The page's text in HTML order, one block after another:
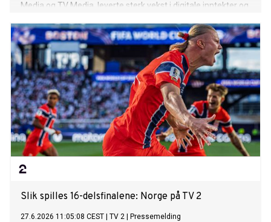
Media og TV Media, leverte sterk vekst i digitale inntekter og
Slik spilles 16-delsfinalene: Norge på TV 2
27.6.2026 11:05:08 CEST TV 2 Pressemelding